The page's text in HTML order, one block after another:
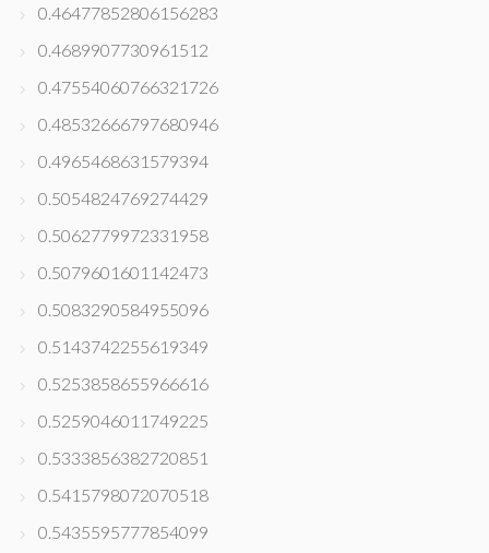
0.46477852806156283
0.4689907730961512
0.47554060766321726
0.48532666797680946
0.4965468631579394
0.5054824769274429
0.5062779972331958
0.5079601601142473
0.5083290584955096
0.5143742255619349
0.5253858655966616
0.5259046011749225
0.5333856382720851
0.5415798072070518
0.5435595777854099